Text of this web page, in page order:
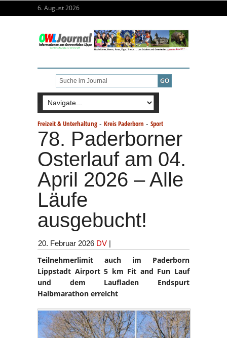
6. August 2026
Freizeit & Unterhaltung - Kreis Paderborn - Sport
78. Paderborner
Osterlauf am 04.
April 2026 – Alle
Läufe
ausgebucht!
20. Februar 2026 DV |
Teilnehmerlimit auch im Paderborn
Lippstadt Airport 5 km Fit and Fun Lauf
und dem Laufladen Endspurt
Halbmarathon erreicht